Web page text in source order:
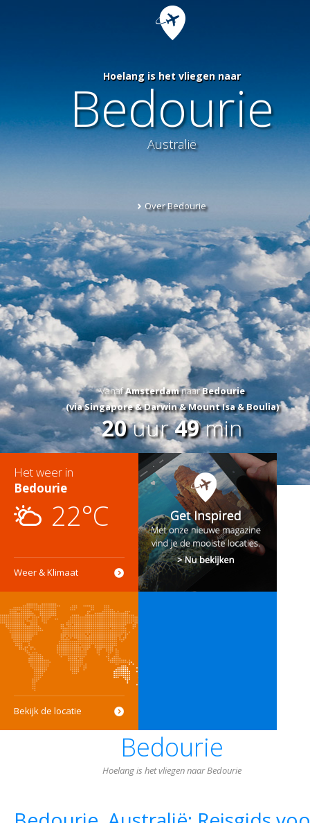
Hoelang is het vliegen naar
Bedourie
Australië
Over Bedourie
VanafAmsterdamnaarBedourie
(via Singapore & Darwin & Mount Isa & Boulia)
20uur49min
Het weer in
Bedourie
22°C
Weer & Klimaat
Bekijk de locatie
Bedourie
Hoelang is het vliegen naar Bedourie